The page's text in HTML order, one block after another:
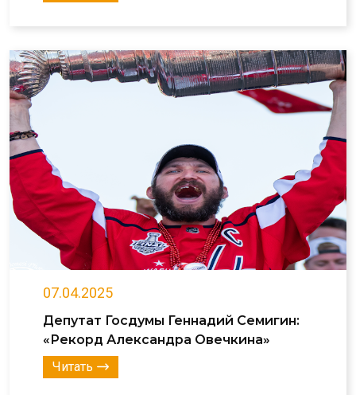
07.04.2025
Депутат Госдумы Геннадий Семигин:
«Рекорд Александра Овечкина»
Читать